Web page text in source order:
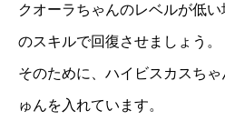
クオーラちゃんのレベルが低
のスキルで回復させましょう。
そのために、ハイビスカスち
ゅんを入れています。